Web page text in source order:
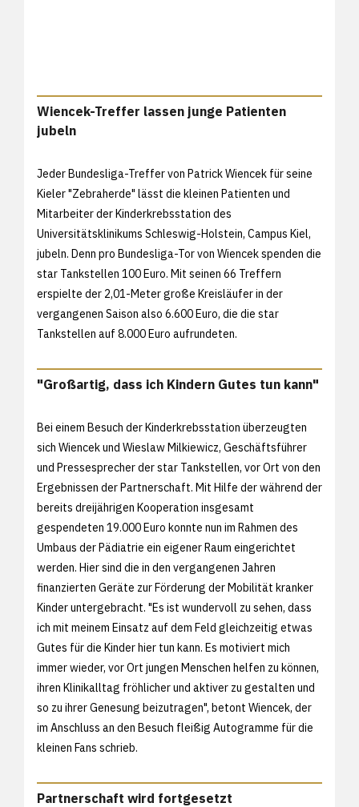
Wiencek-Treffer lassen junge Patienten
jubeln
Jeder Bundesliga-Treffer von Patrick Wiencek für seine
Kieler "Zebraherde" lässt die kleinen Patienten und
Mitarbeiter der Kinderkrebsstation des
Universitätsklinikums Schleswig-Holstein, Campus Kiel,
jubeln. Denn pro Bundesliga-Tor von Wiencek spenden die
star Tankstellen 100 Euro. Mit seinen 66 Treffern
erspielte der 2,01-Meter große Kreisläufer in der
vergangenen Saison also 6.600 Euro, die die star
Tankstellen auf 8.000 Euro aufrundeten.
"Großartig, dass ich Kindern Gutes tun kann"
Bei einem Besuch der Kinderkrebsstation überzeugten
sich Wiencek und Wieslaw Milkiewicz, Geschäftsführer
und Pressesprecher der star Tankstellen, vor Ort von den
Ergebnissen der Partnerschaft. Mit Hilfe der während der
bereits dreijährigen Kooperation insgesamt
gespendeten 19.000 Euro konnte nun im Rahmen des
Umbaus der Pädiatrie ein eigener Raum eingerichtet
werden. Hier sind die in den vergangenen Jahren
finanzierten Geräte zur Förderung der Mobilität kranker
Kinder untergebracht. "Es ist wundervoll zu sehen, dass
ich mit meinem Einsatz auf dem Feld gleichzeitig etwas
Gutes für die Kinder hier tun kann. Es motiviert mich
immer wieder, vor Ort jungen Menschen helfen zu können,
ihren Klinikalltag fröhlicher und aktiver zu gestalten und
so zu ihrer Genesung beizutragen", betont Wiencek, der
im Anschluss an den Besuch fleißig Autogramme für die
kleinen Fans schrieb.
Partnerschaft wird fortgesetzt